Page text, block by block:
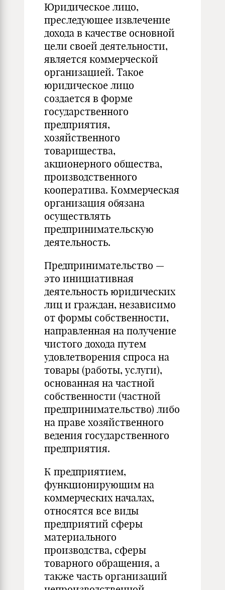
Юридическое лицо,
преследующее извлечение
дохода в качестве основной
цели своей деятельности,
является коммерческой
организацией. Такое
юридическое лицо
создается в форме
государственного
предприятия,
хозяйственного
товарищества,
акционерного общества,
производственного
кооператива. Коммерческая
организация обязана
осуществлять
предпринимательскую
деятельность.
Предпринимательство —
это инициативная
деятельность юридических
лиц и граждан, независимо
от формы собственности,
направленная на получение
чистого дохода путем
удовлетворения спроса на
товары (работы, услуги),
основанная на частной
собственности (частной
предпринимательство) либо
на праве хозяйственного
ведения государственного
предприятия.
К предприятием,
функционирующим на
коммерческих началах,
относятся все виды
предприятий сферы
материального
производства, сферы
товарного обращения, а
также часть организаций